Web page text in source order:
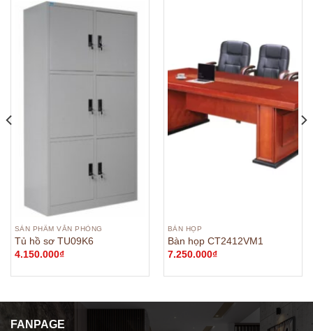
SẢN PHẨM VĂN PHÒNG
Tủ hồ sơ TU09K6
4.150.000₫
BÀN HỌP
Bàn họp CT2412VM1
7.250.000₫
FANPAGE